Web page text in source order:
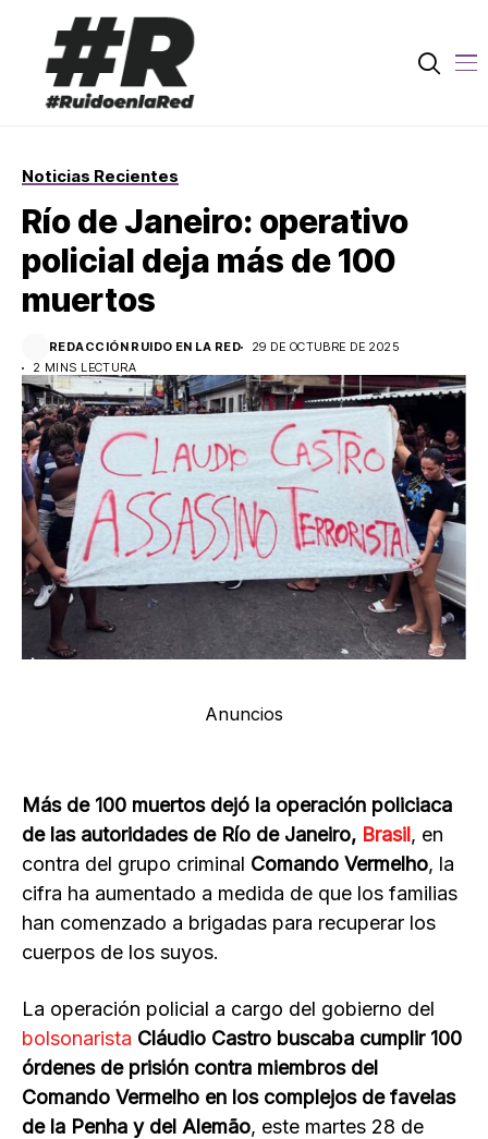
Noticias Recientes
Río de Janeiro: operativo
policial deja más de 100
muertos
REDACCIÓN RUIDO EN LA RED
29 DE OCTUBRE DE 2025
2 MINS LECTURA
Anuncios
Más de 100 muertos dejó la operación policiaca
de las autoridades de Río de Janeiro, Brasil, en
contra del grupo criminal Comando Vermelho, la
cifra ha aumentado a medida de que los familias
han comenzado a brigadas para recuperar los
cuerpos de los suyos.
La operación policial a cargo del gobierno del
bolsonarista Cláudio Castro buscaba cumplir 100
órdenes de prisión contra miembros del
Comando Vermelho en los complejos de favelas
de la Penha y del Alemão, este martes 28 de